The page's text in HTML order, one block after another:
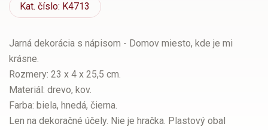
Kat. číslo: K4713
Jarná dekorácia s nápisom - Domov miesto, kde je mi
krásne.
Rozmery: 23 x 4 x 25,5 cm.
Materiál: drevo, kov.
Farba: biela, hnedá, čierna.
Len na dekoračné účely. Nie je hračka. Plastový obal